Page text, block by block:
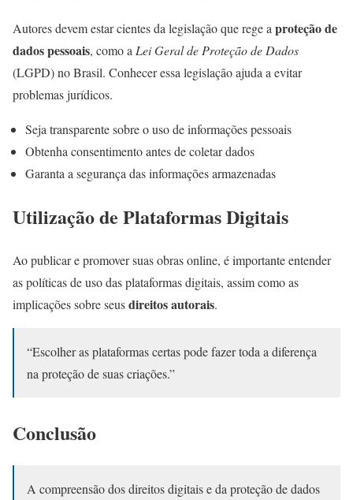
Autores devem estar cientes da legislação que rege a proteção de
dados pessoais, como a Lei Geral de Proteção de Dados
(LGPD) no Brasil. Conhecer essa legislação ajuda a evitar
problemas jurídicos.
Seja transparente sobre o uso de informações pessoais
Obtenha consentimento antes de coletar dados
Garanta a segurança das informações armazenadas
Utilização de Plataformas Digitais
Ao publicar e promover suas obras online, é importante entender
as políticas de uso das plataformas digitais, assim como as
implicações sobre seusdireitos autorais.
“Escolher as plataformas certas pode fazer toda a diferença
na proteção de suas criações.”
Conclusão
A compreensão dos direitos digitais e da proteção de dados